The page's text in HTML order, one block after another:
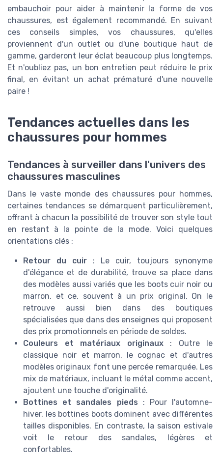
embauchoir pour aider à maintenir la forme de vos
chaussures, est également recommandé. En suivant
ces conseils simples, vos chaussures, qu'elles
proviennent d'un outlet ou d'une boutique haut de
gamme, garderont leur éclat beaucoup plus longtemps.
Et n'oubliez pas, un bon entretien peut réduire le prix
final, en évitant un achat prématuré d'une nouvelle
paire !
Tendances actuelles dans les
chaussures pour hommes
Tendances à surveiller dans l'univers des
chaussures masculines
Dans le vaste monde des chaussures pour hommes,
certaines tendances se démarquent particulièrement,
offrant à chacun la possibilité de trouver son style tout
en restant à la pointe de la mode. Voici quelques
orientations clés :
Retour du cuir : Le cuir, toujours synonyme
d'élégance et de durabilité, trouve sa place dans
des modèles aussi variés que les boots cuir noir ou
marron, et ce, souvent à un prix original. On le
retrouve aussi bien dans des boutiques
spécialisées que dans des enseignes qui proposent
des prix promotionnels en période de soldes.
Couleurs et matériaux originaux: Outre le
classique noir et marron, le cognac et d'autres
modèles originaux font une percée remarquée. Les
mix de matériaux, incluant le métal comme accent,
ajoutent une touche d'originalité.
Bottines et sandales pieds : Pour l'automne-
hiver, les bottines boots dominent avec différentes
tailles disponibles. En contraste, la saison estivale
voit le retour des sandales, légères et
confortables.